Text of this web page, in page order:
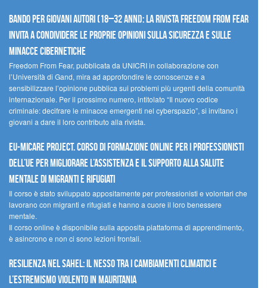
Bando per giovani autori (18–32 anni): la Rivista Freedom From Fear
invita a condividere le proprie opinioni sulla sicurezza e sulle
minacce cibernetiche
Freedom From Fear, pubblicata da UNICRI in collaborazione con
l’Università di Gand, mira ad approfondire le conoscenze e a
sensibilizzare l’opinione pubblica sui problemi più urgenti della comunità
internazionale. Per il prossimo numero, intitolato “Il nuovo codice
criminale: decifrare le minacce emergenti nel cyberspazio”, si invitano i
giovani a dare il loro contributo alla rivista.
EU-MiCare Project. Corso di formazione online per i professionisti
dell’UE per migliorare l’assistenza e il supporto alla salute
mentale di migranti e rifugiati
Il corso è stato sviluppato appositamente per professionisti e volontari che
lavorano con migranti e rifugiati e hanno a cuore il loro benessere
mentale.
Il corso online è disponibile sulla apposita piattaforma di apprendimento,
è asincrono e non ci sono lezioni frontali.
Resilienza nel Sahel: il nesso tra i cambiamenti climatici e
l’estremismo violento in Mauritania